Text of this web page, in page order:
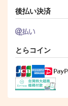
後払い決済
とらコイン